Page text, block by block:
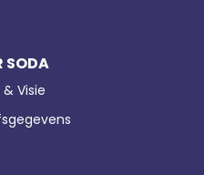
SODA
Visie